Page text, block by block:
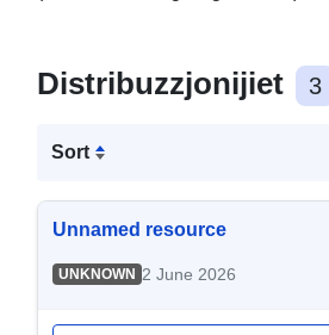
Distribuzzjonijiet 3
Sort
Unnamed resource
UNKNOWN 2 June 2026